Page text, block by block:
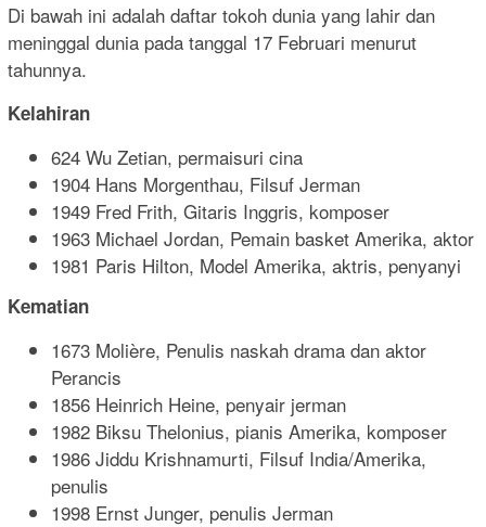
Di bawah ini adalah daftar tokoh dunia yang lahir dan
meninggal dunia pada tanggal 17 Februari menurut
tahunnya.
Kelahiran
624 Wu Zetian, permaisuri cina
1904 Hans Morgenthau, Filsuf Jerman
1949 Fred Frith, Gitaris Inggris, komposer
1963 Michael Jordan, Pemain basket Amerika, aktor
1981 Paris Hilton, Model Amerika, aktris, penyanyi
Kematian
1673 Molière, Penulis naskah drama dan aktor
Perancis
1856 Heinrich Heine, penyair jerman
1982 Biksu Thelonius, pianis Amerika, komposer
1986 Jiddu Krishnamurti, Filsuf India/Amerika,
penulis
1998 Ernst Junger, penulis Jerman